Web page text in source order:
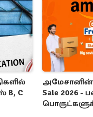
B, C
அமேசானின்
Sale 2026 -